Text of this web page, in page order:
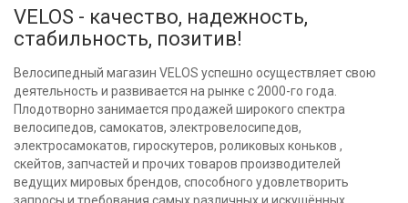
VELOS - качество, надежность,
стабильность, позитив!
Велосипедный магазин VELOS успешно осуществляет свою
деятельность и развивается на рынке с 2000-го года.
Плодотворно занимается продажей широкого спектра
велосипедов, самокатов, электровелосипедов,
электросамокатов, гироскутеров, роликовых коньков ,
скейтов, запчастей и прочих товаров производителей
ведущих мировых брендов, способного удовлетворить